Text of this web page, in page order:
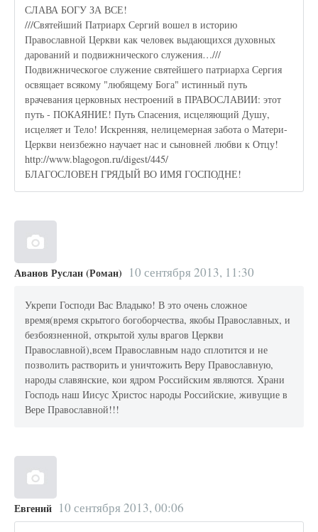
СЛАВА БОГУ ЗА ВСЕ!
///Святейший Патриарх Сергий вошел в историю
Православной Церкви как человек выдающихся духовных
дарований и подвижнического служения…///
Подвижническогое служение святейшего патриарха Сергия
освящает всякому "любящему Бога" истинный путь
врачевания церковных нестроений в ПРАВОСЛАВИИ: этот
путь - ПОКАЯНИЕ! Путь Спасения, исцеляющий Душу,
исцеляет и Тело! Искренняя, нелицемерная забота о Матери-
Церкви неизбежно научает нас и сыновней любви к Отцу!
http://www.blagogon.ru/digest/445/
БЛАГОСЛОВЕН ГРЯДЫЙ ВО ИМЯ ГОСПОДНЕ!
Аванов Руслан (Роман) 10 сентября 2013, 11:30
Укрепи Господи Вас Владыко! В это очень сложное
время(время скрытого богоборчества, якобы Православных, и
безбоязненной, открытой хулы врагов Церкви
Православной),всем Православным надо сплотится и не
позволить растворить и уничтожить Веру Православную,
народы славянские, кои ядром Российским являются. Храни
Господь наш Иисус Христос народы Российские, живущие в
Вере Православной!!!
Евгений 10 сентября 2013, 00:06